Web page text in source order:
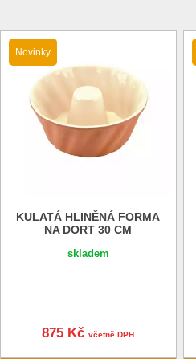
Novinky
KULATÁ HLINĚNÁ FORMA
NA DORT 30 CM
skladem
875 Kčvčetně DPH